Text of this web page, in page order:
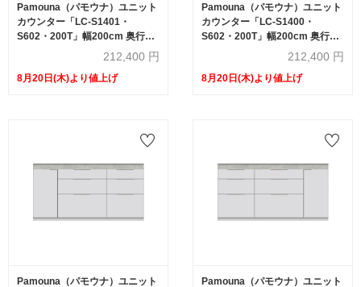
Pamouna（パモウナ）ユニット
カウンター「LC-S1401・
S602・200T」幅200cm 奥行
46cm 高さ92.7cm 引出し+扉収
納（扉：向かって左） 家電収納
下台全4色 天板全2色
212,400 円
8月20日(木)より値上げ
Pamouna（パモウナ）ユニット
カウンター「LC-S1400・
S602・200T」幅200cm 奥行
46cm 高さ92.7cm 引出し+扉収
納（扉：向かって右） 家電収納
下台全4色 天板全2色
212,400 円
8月20日(木)より値上げ
Pamouna（パモウナ）ユニット
Pamouna（パモウナ）ユニット